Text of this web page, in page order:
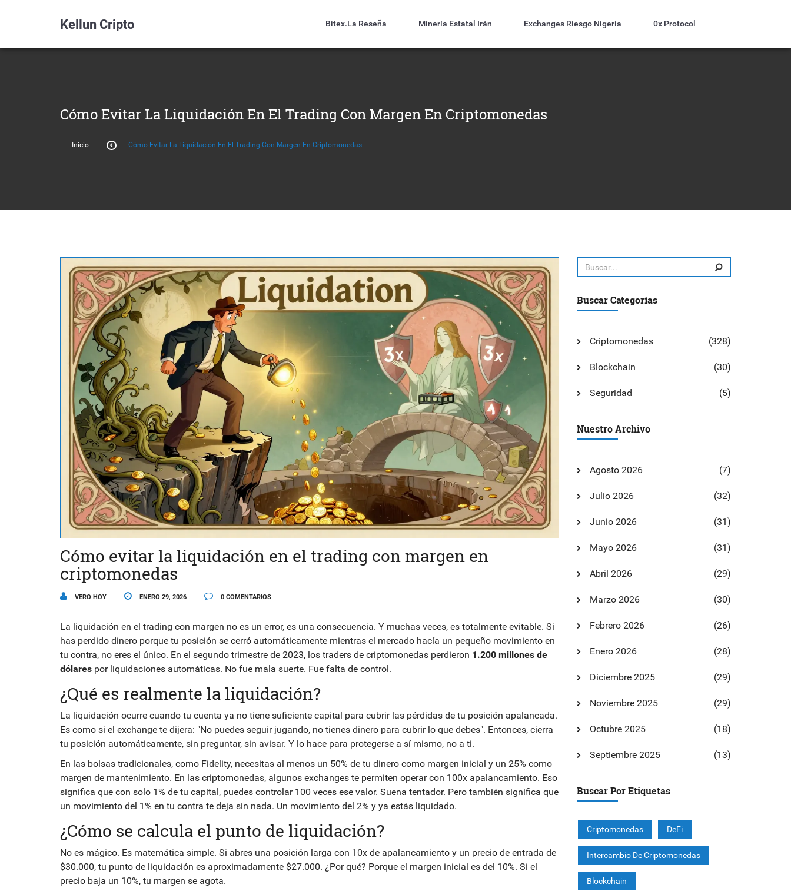
Kellun Cripto Bitex.la Reseña Minería Estatal Irán Exchanges Riesgo Nigeria 0x Protocol
Cómo Evitar La Liquidación En El Trading Con Margen En Criptomonedas
Inicio Cómo Evitar La Liquidación En El Trading Con Margen En Criptomonedas
Cómo evitar la liquidación en el trading con margen en
criptomonedas
VERO HOY ENERO 29, 2026 0 COMENTARIOS
La liquidación en el trading con margen no es un error, es una consecuencia. Y muchas veces, es totalmente evitable. Si
has perdido dinero porque tu posición se cerró automáticamente mientras el mercado hacía un pequeño movimiento en
tu contra, no eres el único. En el segundo trimestre de 2023, los traders de criptomonedas perdieron 1.200 millones de
dólares por liquidaciones automáticas. No fue mala suerte. Fue falta de control.
¿Qué es realmente la liquidación?
La liquidación ocurre cuando tu cuenta ya no tiene suficiente capital para cubrir las pérdidas de tu posición apalancada.
Es como si el exchange te dijera: "No puedes seguir jugando, no tienes dinero para cubrir lo que debes". Entonces, cierra
tu posición automáticamente, sin preguntar, sin avisar. Y lo hace para protegerse a sí mismo, no a ti.
En las bolsas tradicionales, como Fidelity, necesitas al menos un 50% de tu dinero como margen inicial y un 25% como
margen de mantenimiento. En las criptomonedas, algunos exchanges te permiten operar con 100x apalancamiento. Eso
significa que con solo 1% de tu capital, puedes controlar 100 veces ese valor. Suena tentador. Pero también significa que
un movimiento del 1% en tu contra te deja sin nada. Un movimiento del 2% y ya estás liquidado.
¿Cómo se calcula el punto de liquidación?
No es mágico. Es matemática simple. Si abres una posición larga con 10x de apalancamiento y un precio de entrada de
$30.000, tu punto de liquidación es aproximadamente $27.000. ¿Por qué? Porque el margen inicial es del 10%. Si el
precio baja un 10%, tu margen se agota.
Buscar Categorías
Criptomonedas (328)
Blockchain (30)
Seguridad (5)
Nuestro Archivo
Agosto 2026 (7)
Julio 2026 (32)
Junio 2026 (31)
Mayo 2026 (31)
Abril 2026 (29)
Marzo 2026 (30)
Febrero 2026 (26)
Enero 2026 (28)
Diciembre 2025 (29)
Noviembre 2025 (29)
Octubre 2025 (18)
Septiembre 2025 (13)
Buscar Por Etiquetas
Criptomonedas DeFi
Intercambio De Criptomonedas
Blockchain